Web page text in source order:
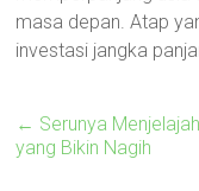
masa depan. Atap
investasi jangka
← Serunya
yang Bikin Nagih